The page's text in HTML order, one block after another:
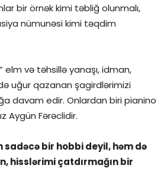
bir örnək kimi təbliğ olunmalı,
nümunəsi kimi təqdim
elm və təhsillə yanaşı, idman,
uğur qazanan şagirdlərimizi
davam edir. Onlardan biri pianino
Aygün Fərəclidir.
sadəcə bir hobbi deyil, həm də
hisslərimi çatdırmağın bir